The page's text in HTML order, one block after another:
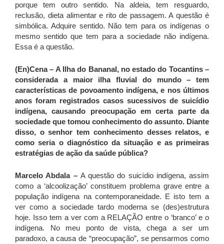
porque tem outro sentido. Na aldeia, tem resguardo,
reclusão, dieta alimentar e rito de passagem. A questão é
simbólica. Adquire sentido. Não tem para os indígenas o
mesmo sentido que tem para a sociedade não indígena.
Essa é a questão.
(En)Cena– A Ilha do Bananal, no estado do Tocantins –
considerada a maior ilha fluvial do mundo – tem
características de povoamento indígena, e nos últimos
anos foram registrados casos sucessivos de suicídio
indígena, causando preocupação em certa parte da
sociedade que tomou conhecimento do assunto. Diante
disso, o senhor tem conhecimento desses relatos, e
como seria o diagnóstico da situação e as primeiras
estratégias de ação da saúde pública?
Marcelo Abdala – A questão do suicídio indígena, assim
como a ‘alcoolização’ constituem problema grave entre a
população indígena na contemporaneidade. E isto tem a
ver como a sociedade tardo moderna se (des)estrutura
hoje. Isso tem a ver com a RELAÇÃO entre o ‘branco’ e o
indígena. No meu ponto de vista, chega a ser um
paradoxo, a causa de “preocupação”, se pensarmos como